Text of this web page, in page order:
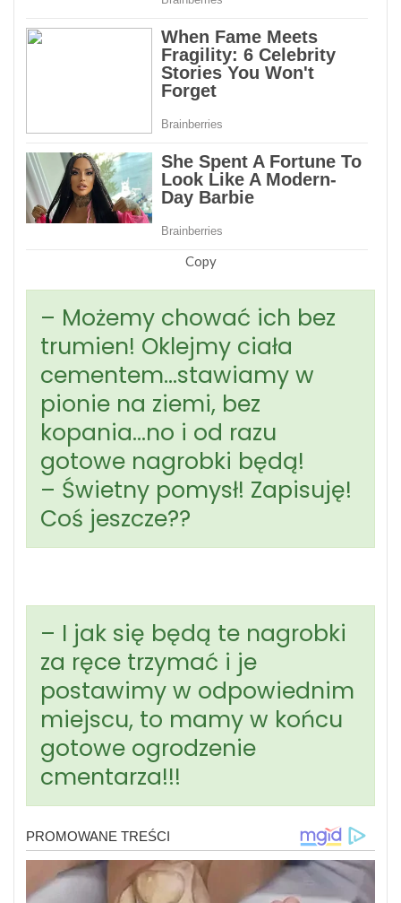
Copy
– Możemy chować ich bez
trumien! Oklejmy ciała
cementem…stawiamy w
pionie na ziemi, bez
kopania…no i od razu
gotowe nagrobki będą!
– Świetny pomysł! Zapisuję!
Coś jeszcze??
– I jak się będą te nagrobki
za ręce trzymać i je
postawimy w odpowiednim
miejscu, to mamy w końcu
gotowe ogrodzenie
cmentarza!!!